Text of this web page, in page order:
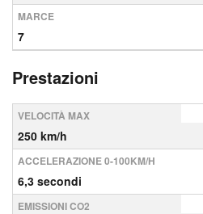
MARCE
7
Prestazioni
VELOCITÀ MAX
250 km/h
ACCELERAZIONE 0-100KM/H
6,3 secondi
EMISSIONI CO2